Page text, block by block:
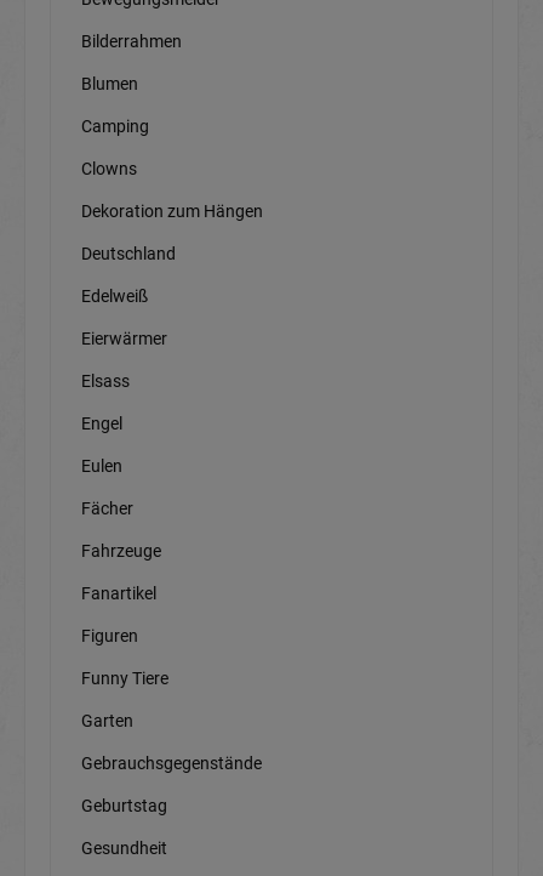
Bilderrahmen
Blumen
Camping
Clowns
Dekoration zum Hängen
Deutschland
Edelweiß
Eierwärmer
Elsass
Engel
Eulen
Fächer
Fahrzeuge
Fanartikel
Figuren
Funny Tiere
Garten
Gebrauchsgegenstände
Geburtstag
Gesundheit